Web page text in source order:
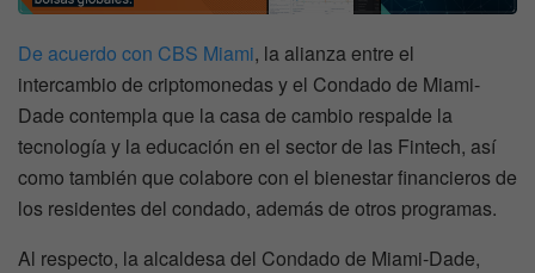
De acuerdo con CBS Miami, la alianza entre el
intercambio de criptomonedas y el Condado de Miami-
Dade contempla que la casa de cambio respalde la
tecnología y la educación en el sector de las Fintech, así
como también que colabore con el bienestar financieros de
los residentes del condado, además de otros programas.
Al respecto, la alcaldesa del Condado de Miami-Dade,